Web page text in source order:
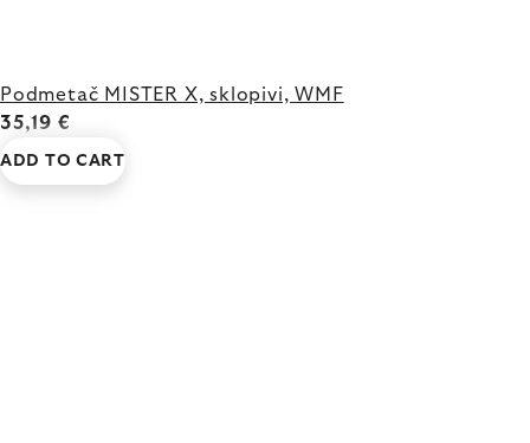
Podmetač MISTER X, sklopivi, WMF
35,19 €
ADD TO CART